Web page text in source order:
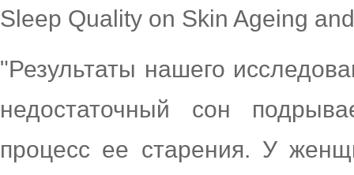
Sleep Quality on Skin Ageing
"Результаты нашего
недостаточный сон
процесс ее старения. У